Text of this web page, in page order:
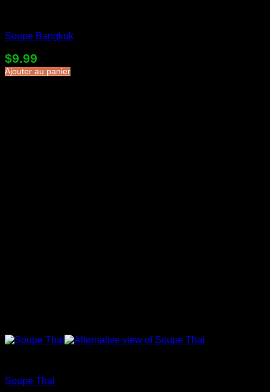
Soupe Bangkok
$9.99
Ajouter au panier
Soupe Thai